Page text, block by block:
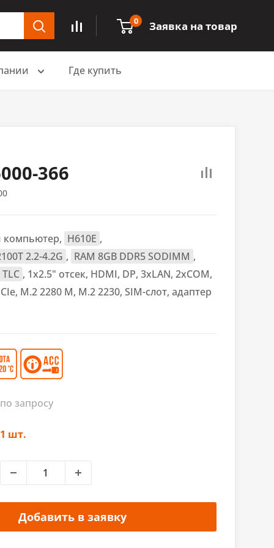
0 Заявка на товар
Где купить
366
компьютер, H610E ,
2.2-4.2G , RAM 8GB DDR5 SODIMM ,
, 1х2.5" отсек, HDMI, DP, 3xLAN, 2xCOM,
M.2 2280 M, M.2 2230, SIM-слот, адаптер
по запросу
1 шт.
Добавить в заявку